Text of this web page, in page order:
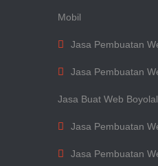
Mobil
Jasa Pembuatan
Jasa Pembuatan
Jasa Buat Web
Jasa Pembuatan
Jasa Pembuatan